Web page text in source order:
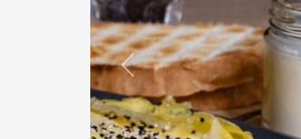
Previous